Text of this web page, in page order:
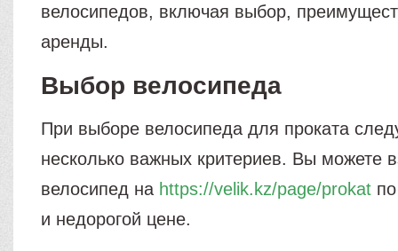
велосипедов, включая выбор,
аренды.
Выбор велосипеда
При выборе велосипеда для проката
несколько важных критериев. Вы можете
велосипед на https://velik.kz/page/prokat
и недорогой цене.